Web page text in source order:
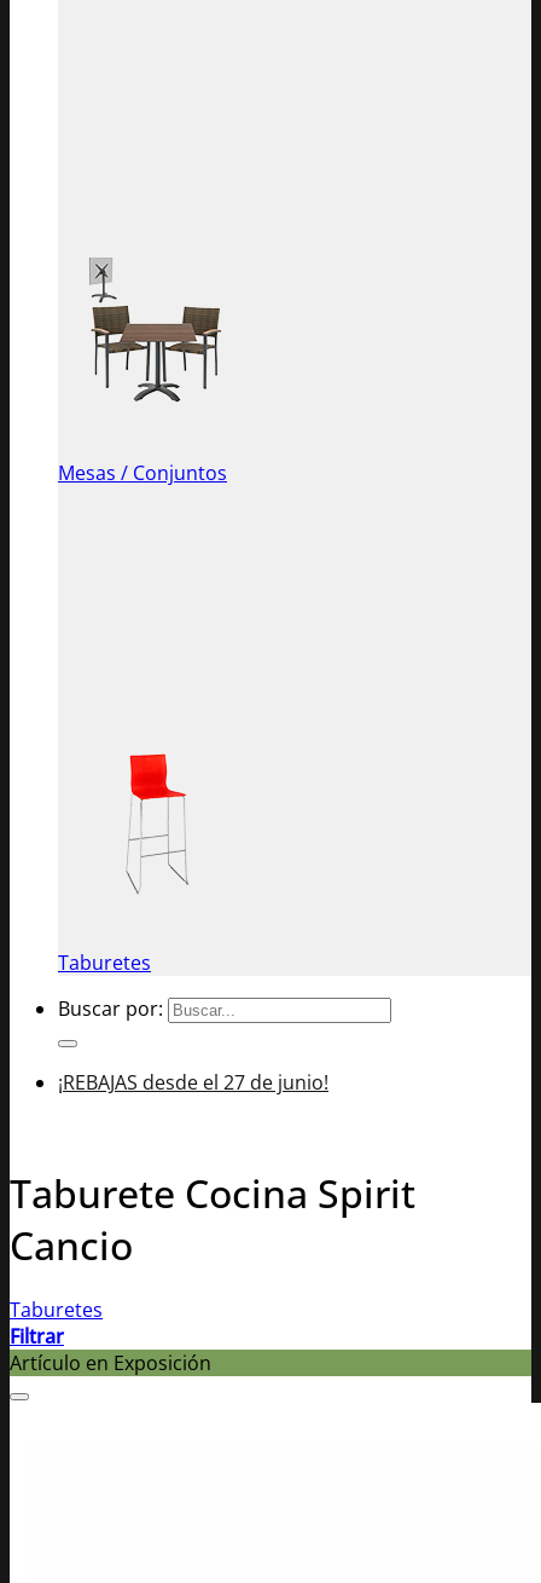
Mesas / Conjuntos
Taburetes
Buscar por:
¡REBAJAS desde el 27 de junio!
Taburete Cocina Spirit
Cancio
Taburetes
Filtrar
Artículo en Exposición